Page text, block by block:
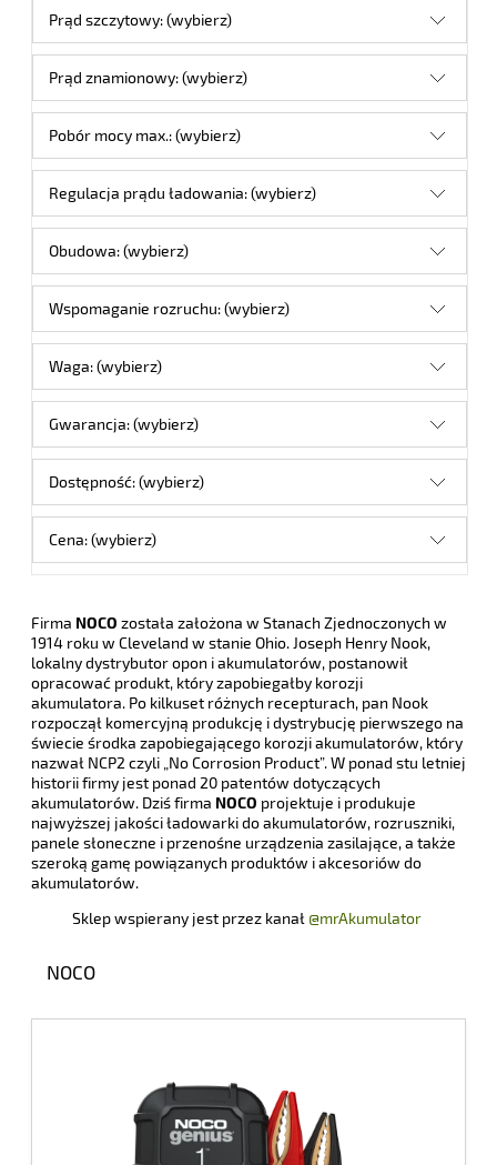
Prąd szczytowy: (wybierz)
Prąd znamionowy: (wybierz)
Pobór mocy max.: (wybierz)
Regulacja prądu ładowania: (wybierz)
Obudowa: (wybierz)
Wspomaganie rozruchu: (wybierz)
Waga: (wybierz)
Gwarancja: (wybierz)
Dostępność: (wybierz)
Cena: (wybierz)
Firma NOCO została założona w Stanach Zjednoczonych w
1914 roku w Cleveland w stanie Ohio. Joseph Henry Nook,
lokalny dystrybutor opon i akumulatorów, postanowił
opracować produkt, który zapobiegałby korozji
akumulatora. Po kilkuset różnych recepturach, pan Nook
rozpoczął komercyjną produkcję i dystrybucję pierwszego na
świecie środka zapobiegającego korozji akumulatorów, który
nazwał NCP2 czyli „No Corrosion Product”. W ponad stu letniej
historii firmy jest ponad 20 patentów dotyczących
akumulatorów. Dziś firma NOCO projektuje i produkuje
najwyższej jakości ładowarki do akumulatorów, rozruszniki,
panele słoneczne i przenośne urządzenia zasilające, a także
szeroką gamę powiązanych produktów i akcesoriów do
akumulatorów.
Sklep wspierany jest przez kanał @mrAkumulator
NOCO